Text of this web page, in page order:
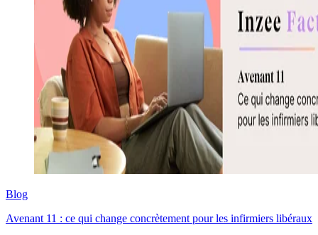
Blog
Avenant 11 : ce qui change concrètement pour les infirmiers libéraux